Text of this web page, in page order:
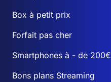
Box à petit prix
Forfait pas cher
Smartphones à - de 200€
Bons plans Streaming